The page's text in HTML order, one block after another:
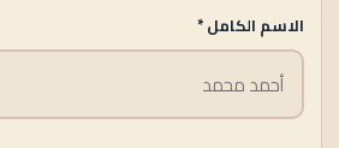
الاسم الكامل *